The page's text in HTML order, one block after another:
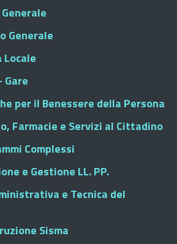
Generale
Gare
per il Benessere della Persona
Farmacie e Servizi al Cittadino
Complessi
e Gestione LL. PP.
e Tecnica del
Sisma